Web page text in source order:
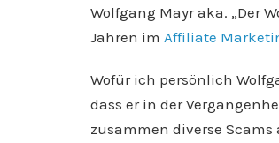
Wolfgang Mayr aka. „Der
Jahren im Affiliate
Wofür ich persönlich
dass er in der
zusammen diverse